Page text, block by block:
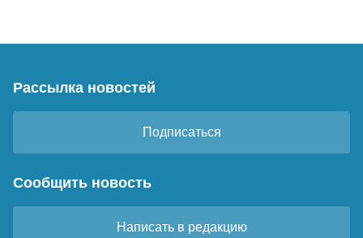
Рассылка новостей
Подписаться
Сообщить новость
Написать в редакцию